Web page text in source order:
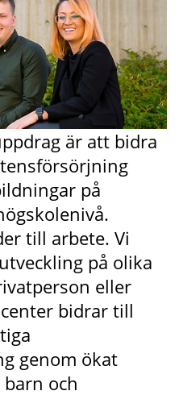
är att bidra
på
till arbete. Vi
på olika
eller
bidrar till
genom ökat
och